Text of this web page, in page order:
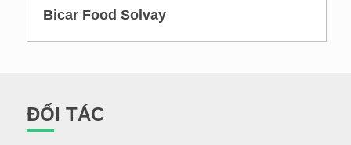
Bicar Food Solvay
ĐỐI TÁC